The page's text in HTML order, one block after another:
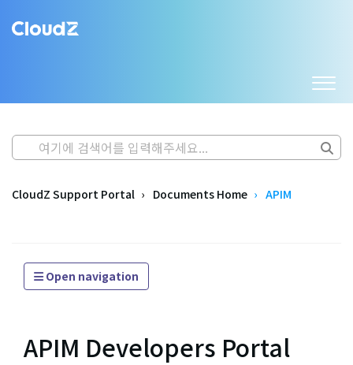
CloudZ Support Portal Documents Home APIM
Open navigation
APIM Developers Portal